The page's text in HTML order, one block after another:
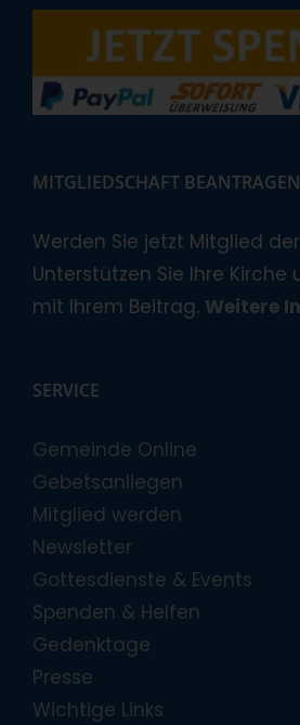
MITGLIEDSCHAFT BEANTRAGEN
Werden Sie jetzt Mitglied
Unterstützen Sie Ihre Kirche
mit Ihrem Beitrag. Weitere
SERVICE
Gemeinde Online
Gebetsanliegen
Mitglied werden
Newsletter
Gottesdienste & Events
Spenden & Helfen
Gedenktage
Presse
Wichtige Links